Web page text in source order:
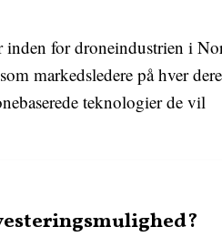
for droneindustrien i
markedsledere på hver
teknologier de vil